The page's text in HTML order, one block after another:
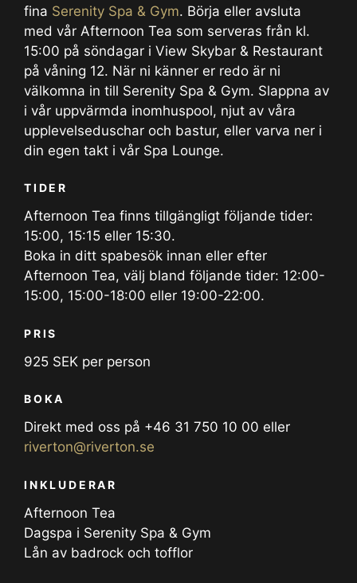
fina Serenity Spa & Gym. Börja eller avsluta
med vår Afternoon Tea som serveras från kl.
15:00 på söndagar i View Skybar & Restaurant
på våning 12. När ni känner er redo är ni
välkomna in till Serenity Spa & Gym. Slappna av
i vår uppvärmda inomhuspool, njut av våra
upplevelseduschar och bastur, eller varva ner i
din egen takt i vår Spa Lounge.
TIDER
Afternoon Tea finns tillgängligt följande tider:
15:00, 15:15 eller 15:30.
Boka in ditt spabesök innan eller efter
Afternoon Tea, välj bland följande tider: 12:00-
15:00, 15:00-18:00 eller 19:00-22:00.
PRIS
925 SEK per person
BOKA
Direkt med oss på +46 31 750 10 00 eller
riverton@riverton.se
INKLUDERAR
Afternoon Tea
Dagspa i Serenity Spa & Gym
Lån av badrock och tofflor